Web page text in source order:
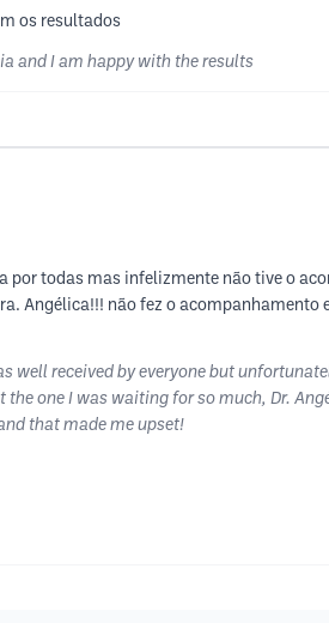
os resultados
and I am happy with the results
por todas mas infelizmente não tive o
Angélica!!! não fez o
well received by everyone but
one I was waiting for so much, Dr.
that made me upset!